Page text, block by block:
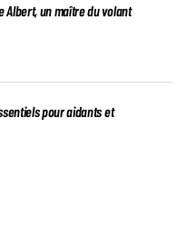
Albert, un maître du volant
pour aidants et